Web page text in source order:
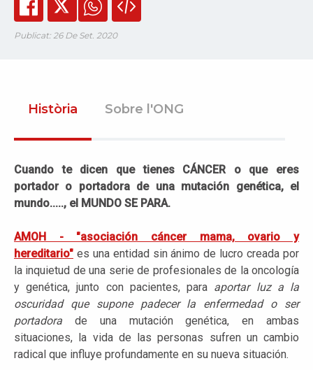
Publicat: 26 De Set. 2020
Història Sobre l'ONG
Cuando te dicen que tienes CÁNCER o que eres
portador o portadora de una mutación genética, el
mundo....., el MUNDO SE PARA.
AMOH - "asociación cáncer mama, ovario y
hereditario" es una entidad sin ánimo de lucro creada por
la inquietud de una serie de profesionales de la oncología
y genética, junto con pacientes, para aportar luz a la
oscuridad que supone padecer la enfermedad o ser
portadora de una mutación genética, en ambas
situaciones, la vida de las personas sufren un cambio
radical que influye profundamente en su nueva situación.